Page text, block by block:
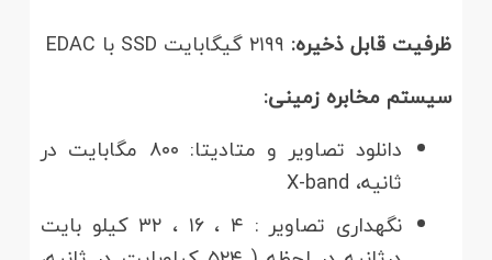
ظرفیت قابل ذخیره: ۲۱۹۹ گیگابایت SSD با EDAC
سیستم مخابره زمینی:
دانلود تصاویر و متادیتا: ۸۰۰ مگابایت در
ثانیه، X-band
نگهداری تصاویر : ۴ ، ۱۶ ، ۳۲ کیلو بایت